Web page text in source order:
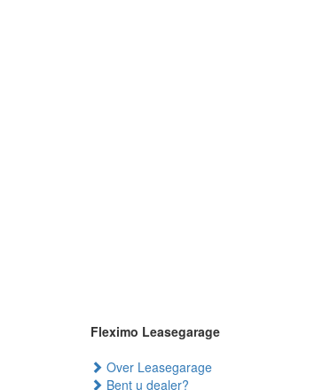
Fleximo Leasegarage
Over Leasegarage
Bent u dealer?